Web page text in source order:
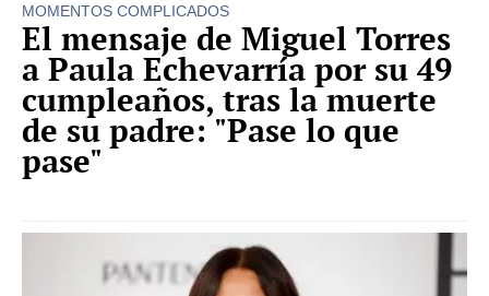
MOMENTOS COMPLICADOS
El mensaje de Miguel Torres
a Paula Echevarría por su 49
cumpleaños, tras la muerte
de su padre: "Pase lo que
pase"